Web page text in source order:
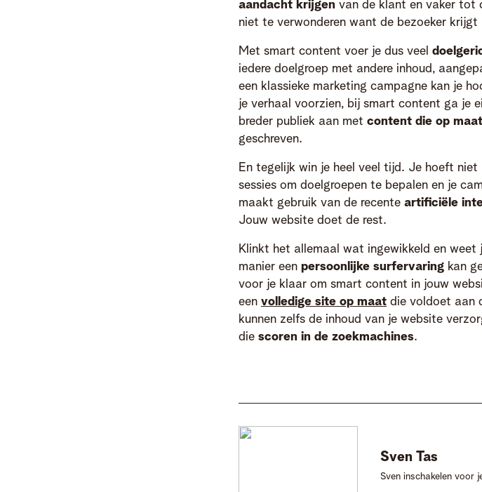
aandacht krijgen van de klant en vaker tot
niet te verwonderen want de bezoeker
Met smart content voer je dus veel
iedere doelgroep met andere inhoud,
een klassieke marketing campagne kan je
je verhaal voorzien, bij smart content ga je
breder publiek aan met content die op
geschreven.
En tegelijk win je heel veel tijd. Je hoeft
sessies om doelgroepen te bepalen en je
maakt gebruik van de recente artificiële
Jouw website doet de rest.
Klinkt het allemaal wat ingewikkeld en
manier een persoonlijke surfervaring kan
voor je klaar om smart content in jouw
een volledige site op maat die voldoet aan
kunnen zelfs de inhoud van je website
die scoren in de zoekmachines.
Sven Tas
Sven inschakelen voor